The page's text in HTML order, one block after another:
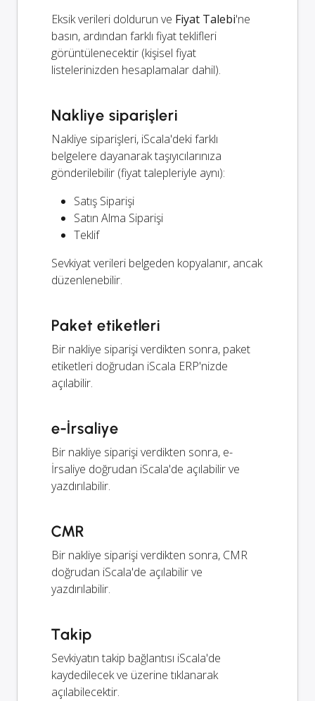
Eksik verileri doldurun ve Fiyat Talebi'ne
basın, ardından farklı fiyat teklifleri
görüntülenecektir (kişisel fiyat
listelerinizden hesaplamalar dahil).
Nakliye siparişleri
Nakliye siparişleri, iScala'deki farklı
belgelere dayanarak taşıyıcılarınıza
gönderilebilir (fiyat talepleriyle aynı):
Satış Siparişi
Satın Alma Siparişi
Teklif
Sevkiyat verileri belgeden kopyalanır, ancak
düzenlenebilir.
Paket etiketleri
Bir nakliye siparişi verdikten sonra, paket
etiketleri doğrudan iScala ERP'nizde
açılabilir.
e-İrsaliye
Bir nakliye siparişi verdikten sonra, e-
İrsaliye doğrudan iScala'de açılabilir ve
yazdırılabilir.
CMR
Bir nakliye siparişi verdikten sonra, CMR
doğrudan iScala'de açılabilir ve
yazdırılabilir.
Takip
Sevkiyatın takip bağlantısı iScala'de
kaydedilecek ve üzerine tıklanarak
açılabilecektir.